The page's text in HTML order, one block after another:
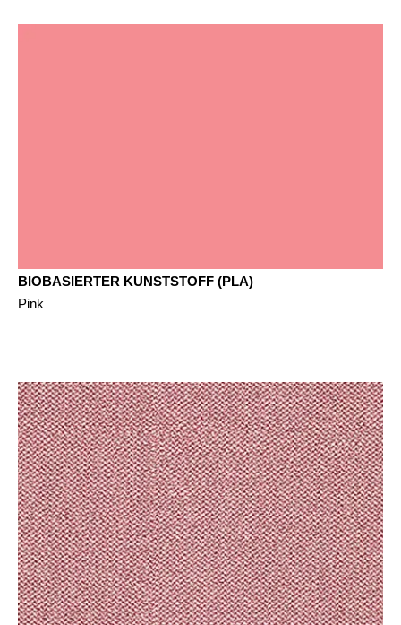
BIOBASIERTER KUNSTSTOFF (PLA)
Pink